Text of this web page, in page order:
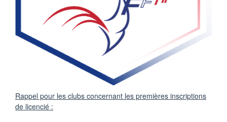
Rappel pour les clubs concernant les premières inscriptions
de licencié :